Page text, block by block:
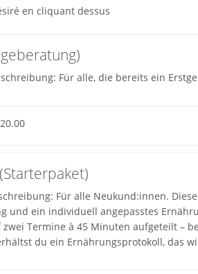
en cliquant dessus
Für alle, die bereits ein
Für alle Neukund:innen.
und ein individuell angepasstes
Termine à 45 Minuten aufgeteilt –
du ein Ernährungsprotokoll, das